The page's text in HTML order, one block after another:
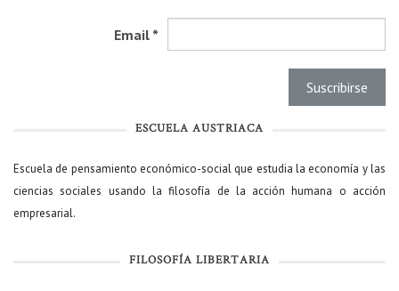
Email *
ESCUELA AUSTRIACA
Escuela de pensamiento económico-social que estudia la economía y las
ciencias sociales usando la filosofía de la acción humana o acción
empresarial.
FILOSOFÍA LIBERTARIA